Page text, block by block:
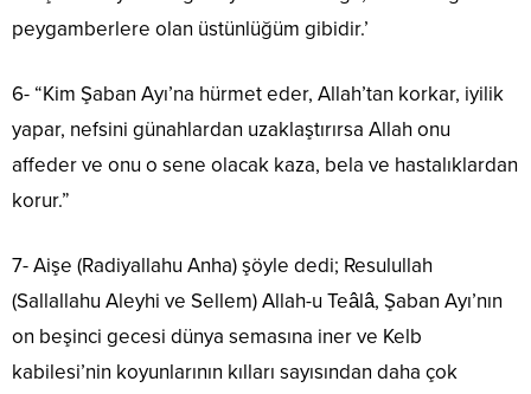
peygamberlere olan üstünlüğüm gibidir.’
6- “Kim Şaban Ayı’na hürmet eder, Allah’tan korkar, iyilik
yapar, nefsini günahlardan uzaklaştırırsa Allah onu
affeder ve onu o sene olacak kaza, bela ve hastalıklardan
korur.”
7- Aişe (Radiyallahu Anha) şöyle dedi; Resulullah
(Sallallahu Aleyhi ve Sellem) Allah-u Teâlâ, Şaban Ayı’nın
on beşinci gecesi dünya semasına iner ve Kelb
kabilesi’nin koyunlarının kılları sayısından daha çok